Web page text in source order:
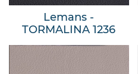
Lemans -
TORMALINA 1236